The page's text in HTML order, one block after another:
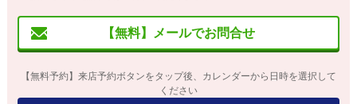
【無料】メールでお問合せ
【無料予約】来店予約ボタンをタップ後、カレンダーから日時を選択して
ください